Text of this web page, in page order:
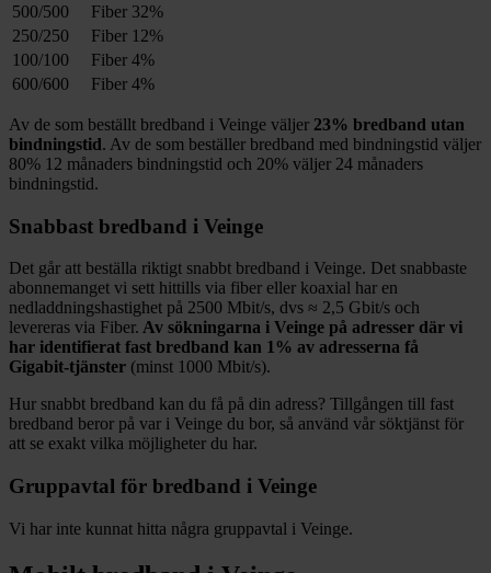
500/500
Fiber 32%
250/250
Fiber 12%
100/100
Fiber 4%
600/600
Fiber 4%
Av de som beställt bredband i Veinge väljer 23% bredband utan
bindningstid. Av de som beställer bredband med bindningstid väljer
80% 12 månaders bindningstid och 20% väljer 24 månaders
bindningstid.
Snabbast bredband i Veinge
Det går att beställa riktigt snabbt bredband i Veinge. Det snabbaste
abonnemanget vi sett hittills via fiber eller koaxial har en
nedladdningshastighet på 2500 Mbit/s, dvs ≈ 2,5 Gbit/s och
levereras via Fiber. Av sökningarna i Veinge på adresser där vi
har identifierat fast bredband kan 1% av adresserna få
Gigabit-tjänster (minst 1000 Mbit/s).
Hur snabbt bredband kan du få på din adress? Tillgången till fast
bredband beror på var i Veinge du bor, så använd vår söktjänst för
att se exakt vilka möjligheter du har.
Gruppavtal för bredband i Veinge
Vi har inte kunnat hitta några gruppavtal i Veinge.